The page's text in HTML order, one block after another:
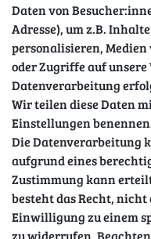
Sicher einkaufen
Daten von
Adresse), um z.B.
personalisieren,
oder Zugriffe auf unsere
Datenverarbeitung
Wir teilen diese Daten
Einstellungen
Die Datenverarbeitung
aufgrund eines
Zustimmung kann
besteht das Recht,
Einwilligung zu einem
zu widerrufen.